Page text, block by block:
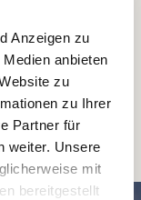
Anzeigen zu
anbieten
zu
zu Ihrer
Partner für
weiter. Unsere
mit
bereitgestellt